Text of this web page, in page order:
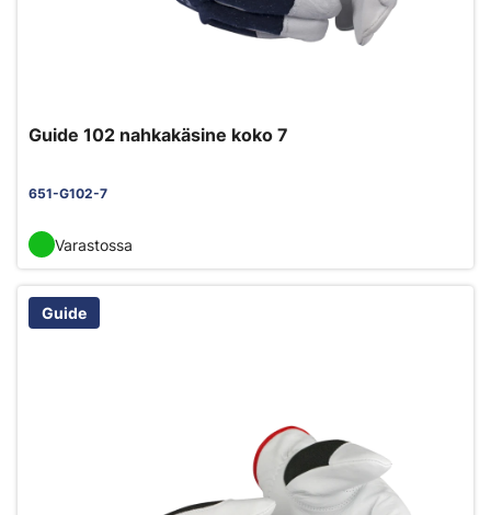
Guide 102 nahkakäsine koko 7
651-G102-7
Varastossa
Guide